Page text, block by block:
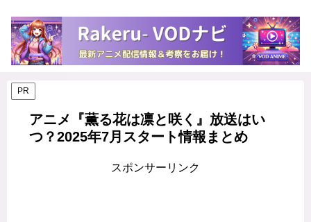
PR
アニメ『薫る花は凛と咲く』放送はい
つ？2025年7月スタート情報まとめ
スポンサーリンク